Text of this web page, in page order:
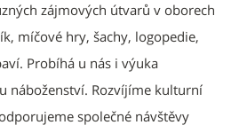
zájmových útvarů v oborech
míčové hry, šachy, logopedie,
Probíhá u nás i výuka
náboženství. Rozvíjíme kulturní
společné návštěvy